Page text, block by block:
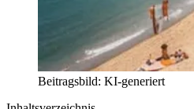
Beitragsbild: KI-generiert